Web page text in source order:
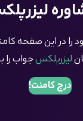
را در این صفحه
لیزرپلکسجواب را
درج کامنت!